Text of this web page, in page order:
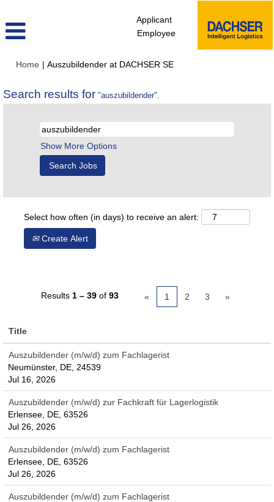
Applicant
Employee
Home | Auszubildender at DACHSER SE(current
Search results for "auszubildender".
Show More Options
Select how often (in days) to receive an alert:
Create Alert
Results 1 – 39 of 93 « 1 2 3 »
Title
Auszubildender (m/w/d) zum Fachlagerist
Neumünster, DE, 24539
Jul 16, 2026
Auszubildender (m/w/d) zur Fachkraft für Lagerlogistik
Erlensee, DE, 63526
Jul 26, 2026
Auszubildender (m/w/d) zum Fachlagerist
Erlensee, DE, 63526
Jul 26, 2026
Auszubildender (m/w/d) zum Fachlagerist